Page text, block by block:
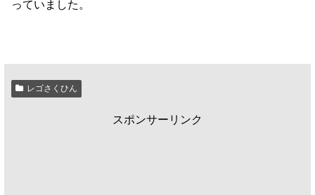
っていました。
レゴさくひん
スポンサーリンク